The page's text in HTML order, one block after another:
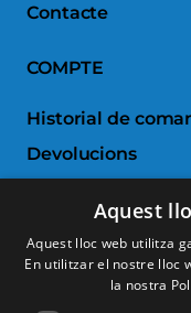
Contacte
COMPTE
Historial de
Devolucions
Comparar
SERVEI AL
Aquest
Aquest lloc web utilitza
En utilitzar el nostre lloc
la nostra